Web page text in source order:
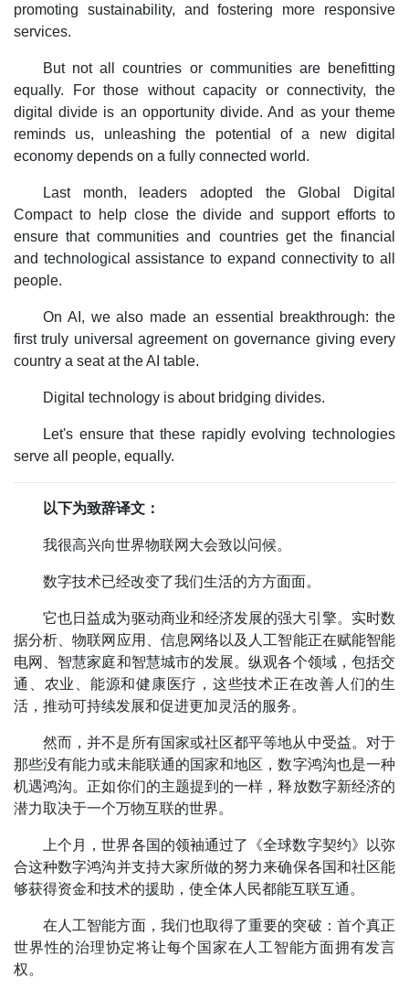
promoting sustainability, and fostering more responsive
services.
But not all countries or communities are benefitting
equally. For those without capacity or connectivity, the
digital divide is an opportunity divide. And as your theme
reminds us, unleashing the potential of a new digital
economy depends on a fully connected world.
Last month, leaders adopted the Global Digital
Compact to help close the divide and support efforts to
ensure that communities and countries get the financial
and technological assistance to expand connectivity to all
people.
On AI, we also made an essential breakthrough: the
first truly universal agreement on governance giving every
country a seat at the AI table.
Digital technology is about bridging divides.
Let's ensure that these rapidly evolving technologies
serve all people, equally.
以下为致辞译文：
我很高兴向世界物联网大会致以问候。
数字技术已经改变了我们生活的方方面面。
它也日益成为驱动商业和经济发展的强大引擎。实时数
据分析、物联网应用、信息网络以及人工智能正在赋能智能
电网、智慧家庭和智慧城市的发展。纵观各个领域，包括交
通、农业、能源和健康医疗，这些技术正在改善人们的生
活，推动可持续发展和促进更加灵活的服务。
然而，并不是所有国家或社区都平等地从中受益。对于
那些没有能力或未能联通的国家和地区，数字鸿沟也是一种
机遇鸿沟。正如你们的主题提到的一样，释放数字新经济的
潜力取决于一个万物互联的世界。
上个月，世界各国的领袖通过了《全球数字契约》以弥
合这种数字鸿沟并支持大家所做的努力来确保各国和社区能
够获得资金和技术的援助，使全体人民都能互联互通。
在人工智能方面，我们也取得了重要的突破：首个真正
世界性的治理协定将让每个国家在人工智能方面拥有发言
权。